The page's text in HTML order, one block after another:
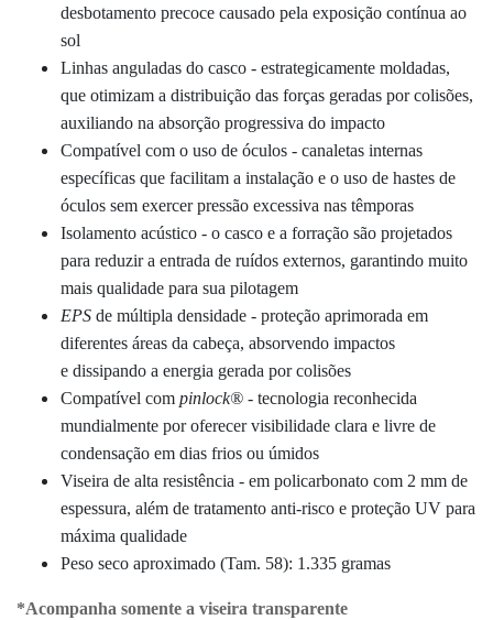
desbotamento precoce causado pela exposição contínua ao
sol
Linhas anguladas do casco - estrategicamente moldadas,
que otimizam a distribuição das forças geradas por colisões,
auxiliando na absorção progressiva do impacto
Compatível com o uso de óculos - canaletas internas
específicas que facilitam a instalação e o uso de hastes de
óculos sem exercer pressão excessiva nas têmporas
Isolamento acústico - o casco e a forração são projetados
para reduzir a entrada de ruídos externos, garantindo muito
mais qualidade para sua pilotagem
EPS de múltipla densidade - proteção aprimorada em
diferentes áreas da cabeça, absorvendo impactos
e dissipando a energia gerada por colisões
Compatível com pinlock® - tecnologia reconhecida
mundialmente por oferecer visibilidade clara e livre de
condensação em dias frios ou úmidos
Viseira de alta resistência - em policarbonato com 2 mm de
espessura, além de tratamento anti-risco e proteção UV para
máxima qualidade
Peso seco aproximado (Tam. 58): 1.335 gramas
*Acompanha somente a viseira transparente